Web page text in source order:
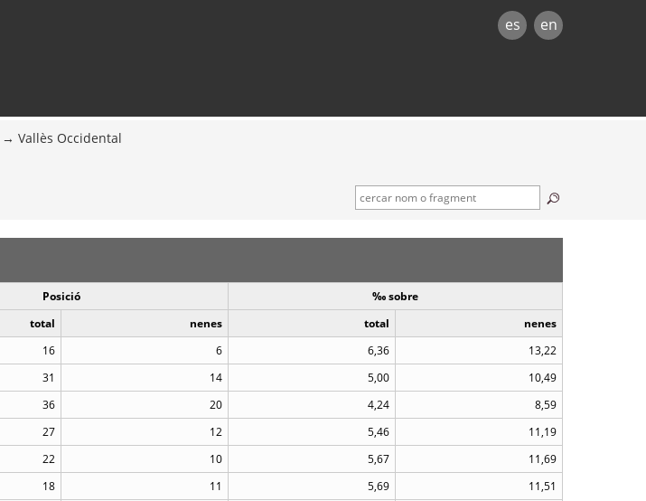
es en
Vallès Occidental
Posició
‰ sobre
total nenes total
nenes
16 6 6,36
13,22
31 14 5,00
10,49
36 20 4,24
8,59
27 12 5,46
11,19
22 10 5,67
11,69
18 11 5,69
11,51